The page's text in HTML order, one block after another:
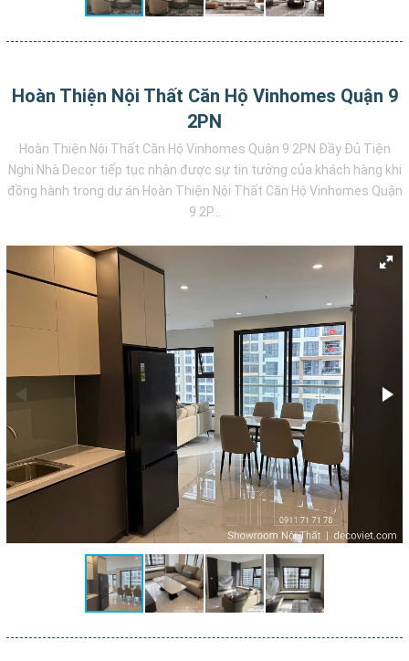
Hoàn Thiện Nội Thất Căn Hộ Vinhomes Quận 9
2PN
Hoàn Thiện Nội Thất Căn Hộ Vinhomes Quận 9 2PN Đầy Đủ Tiện
Nghi Nhà Decor tiếp tục nhận được sự tin tưởng của khách hàng khi
đồng hành trong dự án Hoàn Thiện Nội Thất Căn Hộ Vinhomes Quận
9 2P...